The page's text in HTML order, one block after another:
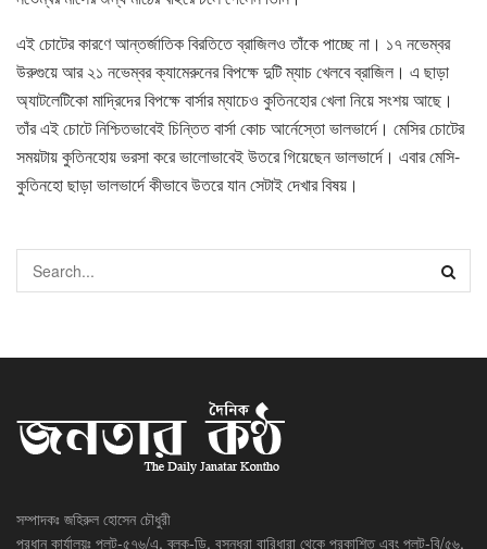
এই চোটের কারণে আন্তর্জাতিক বিরতিতে ব্রাজিলও তাঁকে পাচ্ছে না। ১৭ নভেম্বর
উরুগুয়ে আর ২১ নভেম্বর ক্যামেরুনের বিপক্ষে দুটি ম্যাচ খেলবে ব্রাজিল। এ ছাড়া
অ্যাটলেটিকো মাদ্রিদের বিপক্ষে বার্সার ম্যাচেও কুতিনহোর খেলা নিয়ে সংশয় আছে।
তাঁর এই চোটে নিশ্চিতভাবেই চিন্তিত বার্সা কোচ আর্নেস্তো ভালভার্দে। মেসির চোটের
সময়টায় কুতিনহোয় ভরসা করে ভালোভাবেই উতরে গিয়েছেন ভালভার্দে। এবার মেসি-
কুতিনহো ছাড়া ভালভার্দে কীভাবে উতরে যান সেটাই দেখার বিষয়।
সম্পাদকঃ জহিরুল হোসেন চৌধুরী
প্রধান কার্যালয়ঃ প্লট-৫৭৬/এ, ব্লক-ডি, বসুন্ধরা বারিধারা থেকে প্রকাশিত এবং প্লট-বি/৫৬,